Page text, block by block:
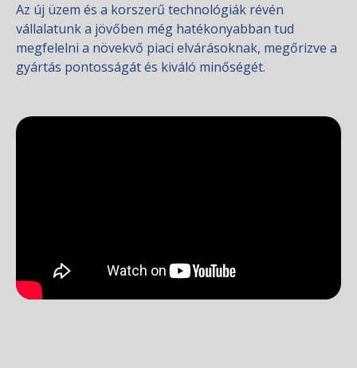
Az új üzem és a korszerű technológiák révén
vállalatunk a jövőben még hatékonyabban tud
megfelelni a növekvő piaci elvárásoknak, megőrizve a
gyártás pontosságát és kiváló minőségét.